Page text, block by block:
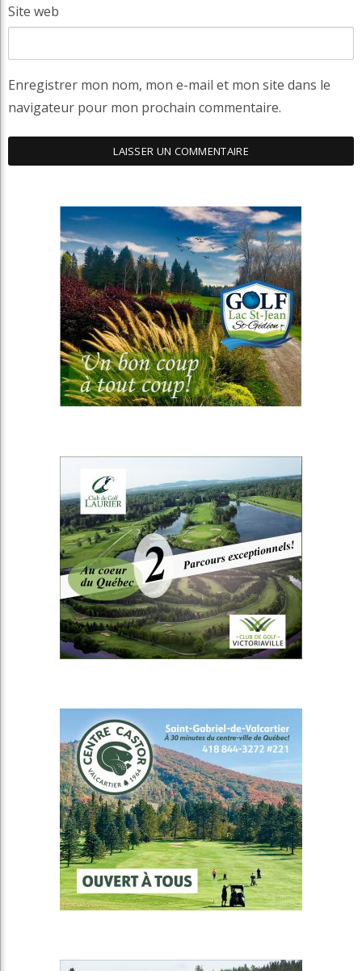
Site web
Enregistrer mon nom, mon e-mail et mon site dans le
navigateur pour mon prochain commentaire.